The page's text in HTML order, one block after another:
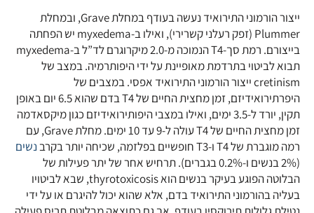
ייצור הורמוני התירואיד נעשה בעודף במחלת Grave, ובמחלת
Plummer (זפק רעלני קשרירי), ואילו ב-myxedema יש הפחתה
בייצורם. רמת סך-T4 הנמוכה מ-2.0 מיקרוגרם לד”ל ב-myxedema
תבוא לביטוי בתרדמת מאופיינת על ידי היפותרמיה. במצב של
cretinism ייצור הורמוני התירואיד אפסי. במצבים של
היפרתירואידיזם, זמן מחצית החיים של T4 בדם שהוא 6.5 יום באופן
תקין, יורד ל-3.5 ימים, ואילו במצבי היפותירואידיזם כגון מיקסאדמה
זמן מחצית החיים של T4 עולה ל-9 עד 10 ימים. מחלת Grave, עם
רמה מוגברת של T4 ו-T3 חופשיים בפלזמה, שכיחה יותר בקרב
נשים
(2% בנשים ו-0.2% בגברים). תרחיש אחר של יתר פעילות של
הבלוטה הפוגע בעיקר בנשים הוא thyrotoxicosis, שבא לביטויו
בעליה בהורמוני התירואיד בדם, אלא שהוא יכול להיגרם או על ידי